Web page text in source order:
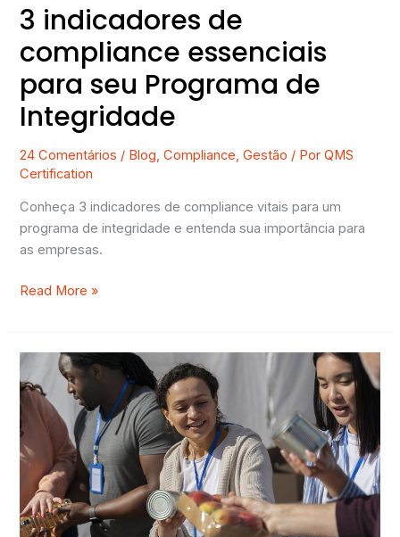
3 indicadores de
compliance essenciais
para seu Programa de
Integridade
24 Comentários / Blog,Compliance,Gestão / PorQMS
Certification
Conheça 3 indicadores de compliance vitais para um
programa de integridade e entenda sua importância para
as empresas.
Read More »
Compliance
no
Terceiro
Setor:
Entenda
sua
importância